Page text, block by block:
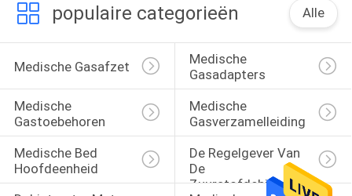
populaire categorieën Alle
Medische Gasafzet
Medische
Gasadapters
Medische
Gastoebehoren
Medische
Gasverzamelleiding
Medische Bed
Hoofdeenheid
De Regelgever Van
De
Zuurstofdebietmeter